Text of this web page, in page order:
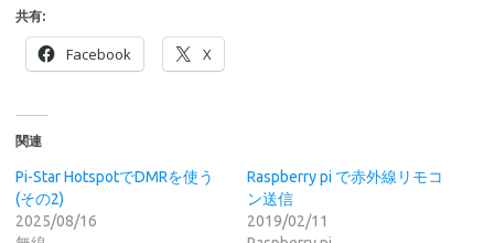
共有:
Facebook X
関連
Pi-Star HotspotでDMRを使う
(その2)
2025/08/16
Raspberry pi で赤外線リモコ
ン送信
2019/02/11